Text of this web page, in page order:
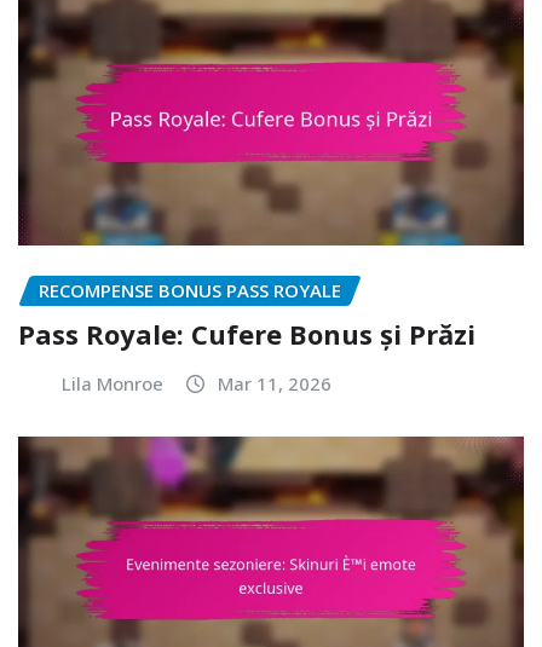
RECOMPENSE BONUS PASS ROYALE
Pass Royale: Cufere Bonus și Prăzi
Lila Monroe Mar 11, 2026